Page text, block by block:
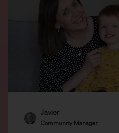
Javier
Community Manager